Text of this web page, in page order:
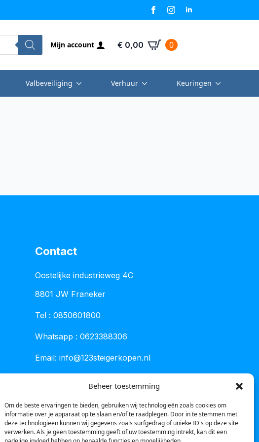
Beheer toestemming
Om de beste ervaringen te bieden, gebruiken wij technologieën zoals cookies om
informatie over je apparaat op te slaan en/of te raadplegen. Door in te stemmen met
deze technologieën kunnen wij gegevens zoals surfgedrag of unieke ID's op deze site
verwerken. Als je geen toestemming geeft of uw toestemming intrekt, kan dit een
Mijn account € 0,00 0
Valbeveiliging Verhuur Keuringen
Contact
Oostelijke industrieweg 4C
8801 JW Franeker
Tel : 0850601800
Whatsapp : 0623388306
Email: info@123steigerkopen.nl